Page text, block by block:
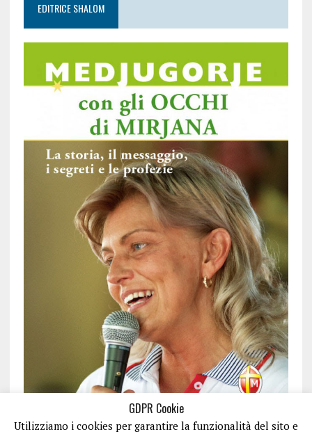
EDITRICE SHALOM
GDPR Cookie
Utilizziamo i cookies per garantire la funzionalità del sito e